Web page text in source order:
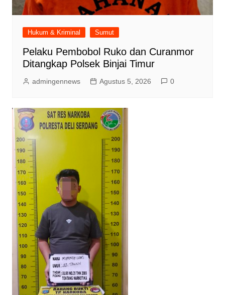
Hukum & Kriminal Sumut
Pelaku Pembobol Ruko dan Curanmor
Ditangkap Polsek Binjai Timur
admingennews Agustus 5, 2026 0